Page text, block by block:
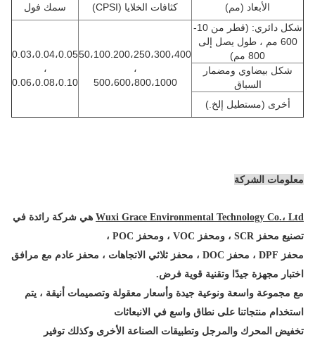
الأبعاد (مم) كثافات الخلايا (CPSI)
سمك فول
شكل دائري: (قطر من 10-
600 مم ، طول يصل إلى
800 مم)
50،100.200،250،300،400
500،600،800،1000
0.03،0.04،0.05
0.06،0.08،0.10
شكل بيضاوي ومضمار
السباق
أخرى (مستطيل إلخ.)
معلومات الشركة
Wuxi Grace Environmental Technology Co.، Ltdهي شركة رائدة في
تصنيع محفز SCR ، ومحفز VOC ، ومحفز POC ،
محفز DPF ، محفز DOC ، محفز ثلاثي الاتجاهات ، محفز عادم مع مرافق
اختبار مجهزة جيدًا وتقنية قويةفرض.
مع مجموعة واسعة ونوعية جيدة وأسعار معقولة وتصميمات أنيقة ، يتم
استخدام منتجاتنا على نطاق واسع في الانبعاثات
تخفيض المحرك والمرجل وتطبيقات الصناعة الأخرى وكذلك توفير